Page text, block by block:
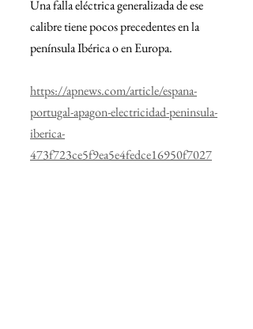
Una falla eléctrica generalizada de ese
calibre tiene pocos precedentes en la
península Ibérica o en Europa.
https://apnews.com/article/espana-
portugal-apagon-electricidad-peninsula-
iberica-
473f723ce5f9ea5e4fedce16950f7027